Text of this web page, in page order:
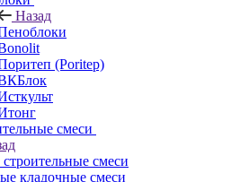
Назад
(Poritep)
смеси
смеси
кладочные смеси